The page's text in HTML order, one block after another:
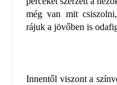
még van mit
rájuk a jövőben is
Innentől viszont a